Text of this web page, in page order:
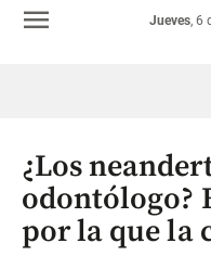
Colombia
Jueves, 6
menu
¿Los
odontólogo?
por la que la